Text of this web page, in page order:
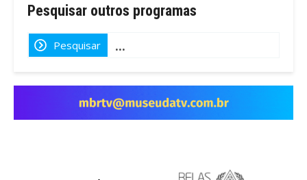
Pesquisar outros programas
Pesquisar